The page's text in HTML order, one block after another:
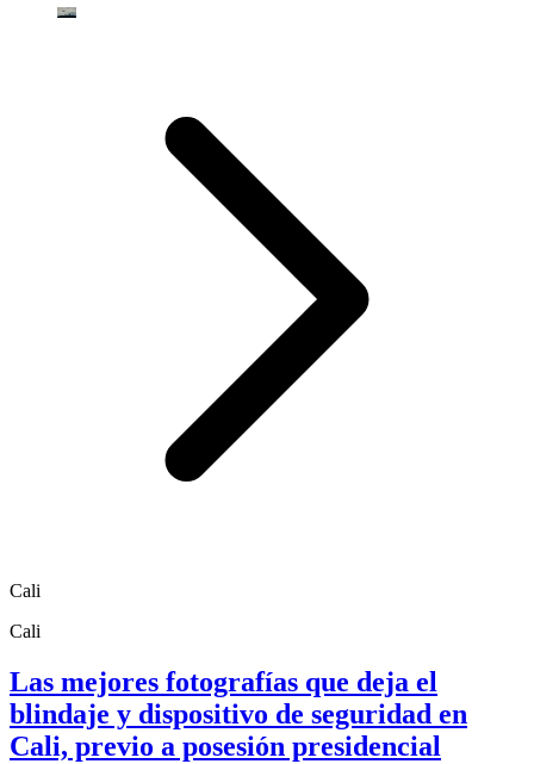
Cali
Cali
Las mejores fotografías que deja el
blindaje y dispositivo de seguridad en
Cali, previo a posesión presidencial